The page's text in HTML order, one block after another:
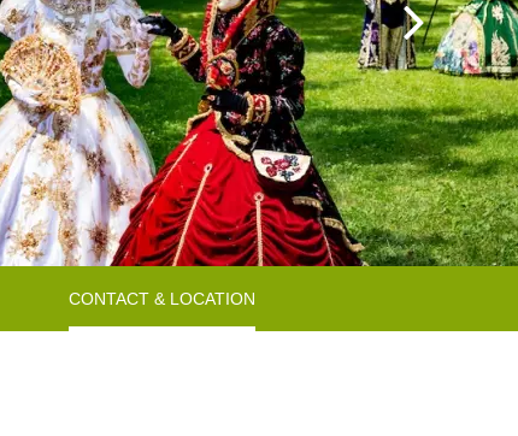
CONTACT & LOCATION